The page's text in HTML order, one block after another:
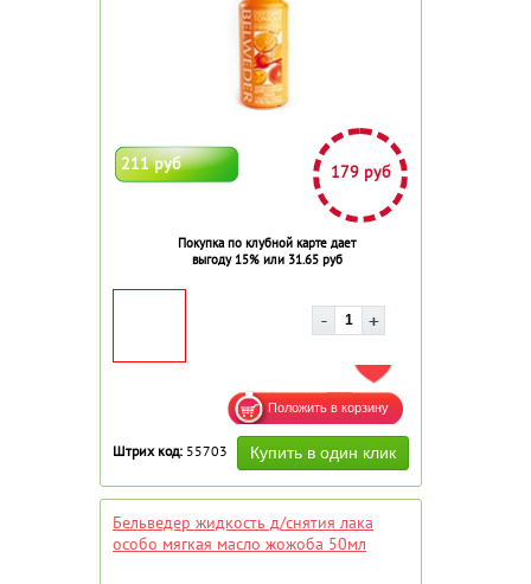
211 руб 179 руб
Покупка по клубной карте дает
выгоду 15% или 31.65 руб
ДОБАВИТЬ В ИЗБРАННОЕ
Штрих код: 55703
Бельведер жидкость д/снятия лака
особо мягкая масло жожоба 50мл